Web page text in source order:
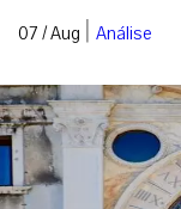
07 / Aug | Análise